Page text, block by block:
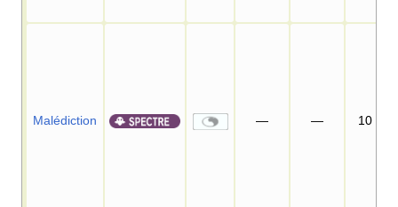
Malédiction — — 10